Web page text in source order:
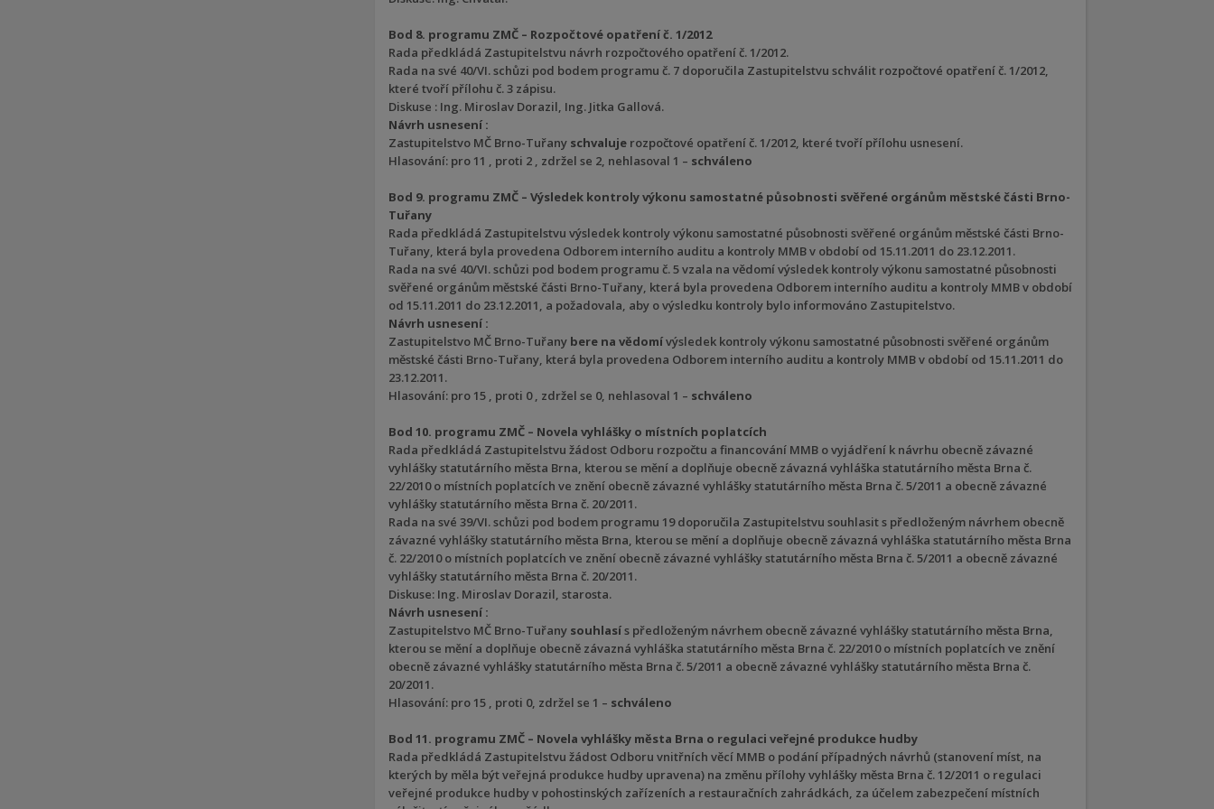
Bod 8. programu ZMČ – Rozpočtové opatření č. 1/2012
Rada předkládá Zastupitelstvu návrh rozpočtového opatření č. 1/2012.
Rada na své 40/VI. schůzi pod bodem programu č. 7 doporučila Zastupitelstvu schválit rozpočtové opatření č. 1/2012,
které tvoří přílohu č. 3 zápisu.
Diskuse : Ing. Miroslav Dorazil, Ing. Jitka Gallová.
Návrh usnesení :
Zastupitelstvo MČ Brno-Tuřany schvalujerozpočtové opatření č. 1/2012, které tvoří přílohu usnesení.
Hlasování: pro 11 , proti 2 , zdržel se 2, nehlasoval 1 – schváleno
Bod 9. programu ZMČ – Výsledek kontroly výkonu samostatné působnosti svěřené orgánům městské části Brno-
Tuřany
Rada předkládá Zastupitelstvu výsledek kontroly výkonu samostatné působnosti svěřené orgánům městské části Brno-
Tuřany, která byla provedena Odborem interního auditu a kontroly MMB v období od 15.11.2011 do 23.12.2011.
Rada na své 40/VI. schůzi pod bodem programu č. 5 vzala na vědomí výsledek kontroly výkonu samostatné působnosti
svěřené orgánům městské části Brno-Tuřany, která byla provedena Odborem interního auditu a kontroly MMB v období
od 15.11.2011 do 23.12.2011, a požadovala, aby o výsledku kontroly bylo informováno Zastupitelstvo.
Návrh usnesení :
Zastupitelstvo MČ Brno-Tuřany bere na vědomívýsledek kontroly výkonu samostatné působnosti svěřené orgánům
městské části Brno-Tuřany, která byla provedena Odborem interního auditu a kontroly MMB v období od 15.11.2011 do
23.12.2011.
Hlasování: pro 15 , proti 0 , zdržel se 0, nehlasoval 1 – schváleno
Bod 10. programu ZMČ – Novela vyhlášky o místních poplatcích
Rada předkládá Zastupitelstvu žádost Odboru rozpočtu a financování MMB o vyjádření k návrhu obecně závazné
vyhlášky statutárního města Brna, kterou se mění a doplňuje obecně závazná vyhláška statutárního města Brna č.
22/2010 o místních poplatcích ve znění obecně závazné vyhlášky statutárního města Brna č. 5/2011 a obecně závazné
vyhlášky statutárního města Brna č. 20/2011.
Rada na své 39/VI. schůzi pod bodem programu 19 doporučila Zastupitelstvu souhlasit s předloženým návrhem obecně
závazné vyhlášky statutárního města Brna, kterou se mění a doplňuje obecně závazná vyhláška statutárního města Brna
č. 22/2010 o místních poplatcích ve znění obecně závazné vyhlášky statutárního města Brna č. 5/2011 a obecně závazné
vyhlášky statutárního města Brna č. 20/2011.
Diskuse: Ing. Miroslav Dorazil, starosta.
Návrh usnesení :
Zastupitelstvo MČ Brno-Tuřany souhlasís předloženým návrhem obecně závazné vyhlášky statutárního města Brna,
kterou se mění a doplňuje obecně závazná vyhláška statutárního města Brna č. 22/2010 o místních poplatcích ve znění
obecně závazné vyhlášky statutárního města Brna č. 5/2011 a obecně závazné vyhlášky statutárního města Brna č.
20/2011.
Hlasování: pro 15 , proti 0, zdržel se 1 – schváleno
Bod 11. programu ZMČ – Novela vyhlášky města Brna o regulaci veřejné produkce hudby
Rada předkládá Zastupitelstvu žádost Odboru vnitřních věcí MMB o podání případných návrhů (stanovení míst, na
kterých by měla být veřejná produkce hudby upravena) na změnu přílohy vyhlášky města Brna č. 12/2011 o regulaci
veřejné produkce hudby v pohostinských zařízeních a restauračních zahrádkách, za účelem zabezpečení místních